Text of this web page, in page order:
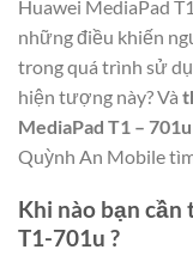
Huawei MediaPad
những điều khiến
trong quá trình sử
hiện tượng này? Và
MediaPad T1 – 701u
Quỳnh An Mobile
Khi nào bạn cần
T1-701u ?